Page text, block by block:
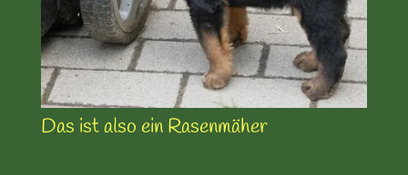
Das ist also ein Rasenmäher